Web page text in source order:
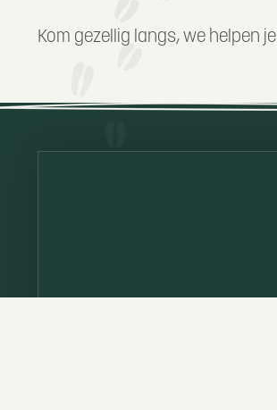
Kom gezellig langs, we helpen